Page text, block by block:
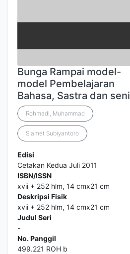
Bunga Rampai model-
model Pembelajaran
Bahasa, Sastra dan seni
Rohmadi, Muhammad
Slamet Subiyantoro
Edisi
Cetakan Kedua Juli 2011
ISBN/ISSN
xvii + 252 hlm, 14 cmx21 cm
Deskripsi Fisik
xvii + 252 hlm, 14 cmx21 cm
Judul Seri
-
No. Panggil
499.221 ROH b